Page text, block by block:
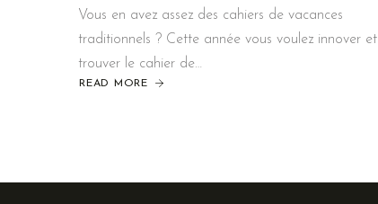
Vous en avez assez des cahiers de vacances
traditionnels ? Cette année vous voulez innover et
trouver le cahier de…
READ MORE